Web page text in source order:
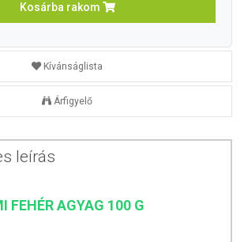
Kosárba rakom
Kívánságlista
Árfigyelő
leírás
FEHÉR AGYAG 100 G